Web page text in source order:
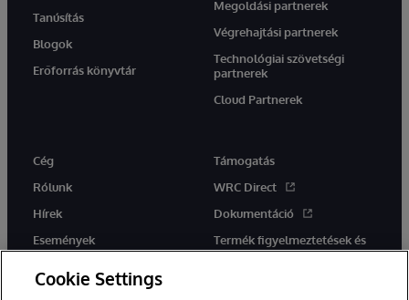
Tanúsítás
Blogok
Erőforrás könyvtár
Megoldási partnerek
Végrehajtási partnerek
Technológiai szövetségi
partnerek
Cloud Partnerek
Cég
Rólunk
Hírek
Események
Támogatás
WRC Direct
Dokumentáció
Termék figyelmeztetések és
tanácsok
Cookie Settings